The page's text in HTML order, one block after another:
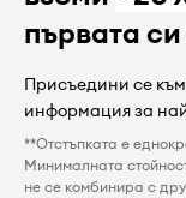
първата
Присъедини се
информация за
**Отстъпката е
Минималната
не се комбинира с